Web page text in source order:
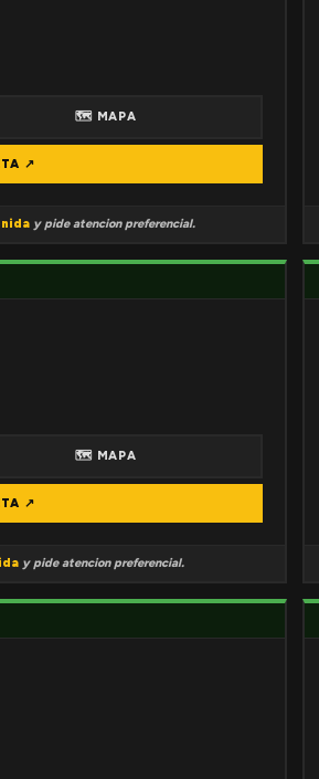
🗺 MAPA
↗
y pide atencion preferencial.
🗺 MAPA
↗
y pide atencion preferencial.